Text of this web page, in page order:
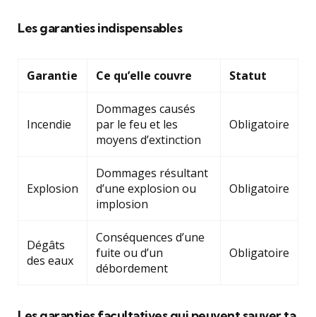
Les garanties indispensables
Garantie Ce qu’elle couvre Statut
Incendie
Dommages causés
par le feu et les
moyens d’extinction
Obligatoire
Explosion
Dommages résultant
d’une explosion ou
implosion
Obligatoire
Dégâts
des eaux
Conséquences d’une
fuite ou d’un
débordement
Obligatoire